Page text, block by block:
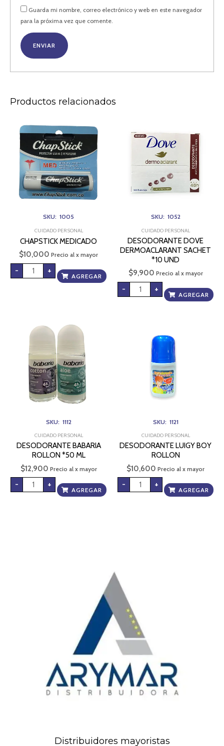
Guarda mi nombre, correo electrónico y web en este navegador
para la próxima vez que comente.
Productos relacionados
SKU: 1005
CUIDADO PERSONAL
CHAPSTICK MEDICADO
$10,000 Precio al x mayor
-
cantidad
+
AGREGAR
SKU: 1052
CUIDADO PERSONAL
DESODORANTE DOVE
DERMOACLARANT SACHET
*10 UND
$9,900 Precio al x mayor
-
SACHET
+
AGREGAR
SKU: 1112
CUIDADO PERSONAL
DESODORANTE BABARIA
ROLLON *50 ML
$12,900 Precio al x mayor
-
BABARIA
ROLLON
ML
cantidad
+
AGREGAR
SKU: 1121
CUIDADO PERSONAL
DESODORANTE LUIGY BOY
ROLLON
$10,600 Precio al x mayor
-
ROLLON
cantidad
+
AGREGAR
Distribuidores mayoristas